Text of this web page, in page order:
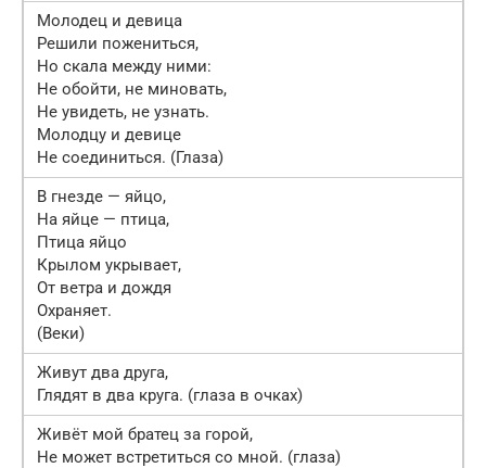
Молодец и девица
Решили пожениться,
Но скала между ними:
Не обойти, не миновать,
Не увидеть, не узнать.
Молодцу и девице
Не соединиться. (Глаза)
В гнезде — яйцо,
На яйце — птица,
Птица яйцо
Крылом укрывает,
От ветра и дождя
Охраняет.
(Веки)
Живут два друга,
Глядят в два круга. (глаза в очках)
Живёт мой братец за горой,
Не может встретиться со мной. (глаза)